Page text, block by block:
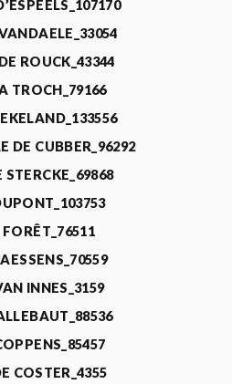
ROUCK_43344
TROCH_79166
DE CUBBER_96292
STERCKE_69868
INNES_3159
COSTER_4355